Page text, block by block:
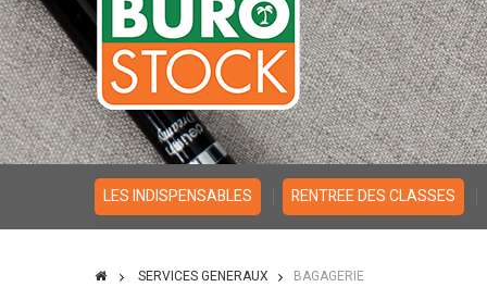
LES INDISPENSABLES RENTREE DES CLASSES
SERVICES GENERAUX BAGAGERIE